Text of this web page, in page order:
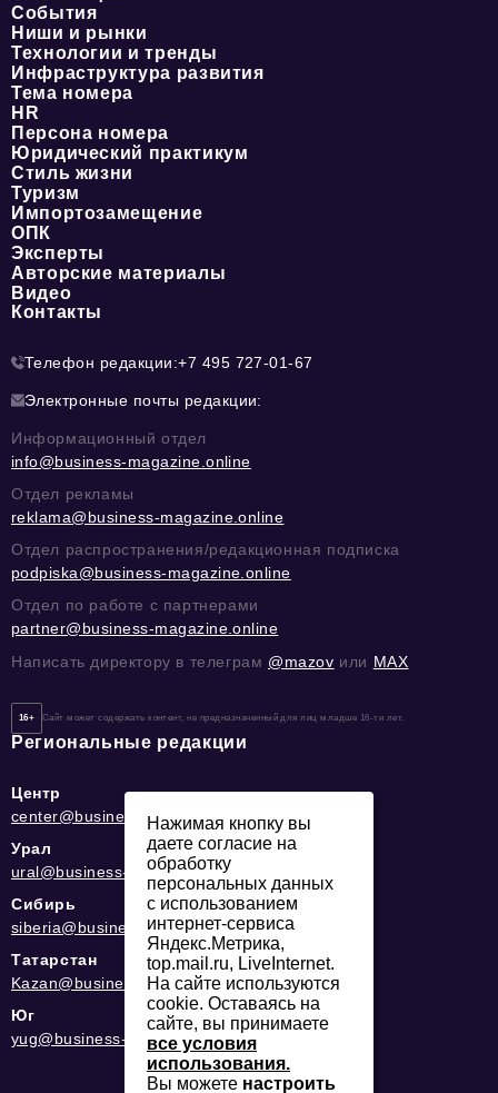
События
Ниши и рынки
Технологии и тренды
Инфраструктура развития
Тема номера
HR
Персона номера
Юридический практикум
Стиль жизни
Туризм
Импортозамещение
ОПК
Эксперты
Авторские материалы
Видео
Контакты
Телефон редакции:+7 495 727-01-67
Электронные почты редакции:
Информационный отдел
info@business-magazine.online
Отдел рекламы
reklama@business-magazine.online
Отдел распространения/редакционная подписка
podpiska@business-magazine.online
Отдел по работе с партнерами
partner@business-magazine.online
Написать директору в телеграм @mazov или MAX
16+ Сайт может содержать контент, не предназначенный для лиц младше 16-ти лет.
Региональные редакции
Центр
center@business-magazine.online
Урал
ural@business-magazine.online
Сибирь
siberia@business-magazine.online
Татарстан
Kazan@business-magazine.online
Юг
yug@business-magazine.online
Нажимая кнопку вы
даете согласие на
обработку
персональных данных
с использованием
интернет-сервиса
Яндекс.Метрика,
top.mail.ru, LiveInternet.
На сайте используются
cookie. Оставаясь на
сайте, вы принимаете
все условия
использования.
Вы можете настроить